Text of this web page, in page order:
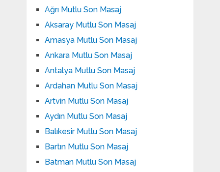
Ağrı Mutlu Son Masaj
Aksaray Mutlu Son Masaj
Amasya Mutlu Son Masaj
Ankara Mutlu Son Masaj
Antalya Mutlu Son Masaj
Ardahan Mutlu Son Masaj
Artvin Mutlu Son Masaj
Aydın Mutlu Son Masaj
Balıkesir Mutlu Son Masaj
Bartın Mutlu Son Masaj
Batman Mutlu Son Masaj